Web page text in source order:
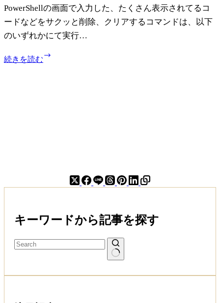
の
正
式
名
PowerShellの画面で入力した、たくさん表示されてるコ
ードなどをサクッと削除、クリアするコマンドは、以下
のいずれかにて実行…
続きを読む
キーワードから記事を探す